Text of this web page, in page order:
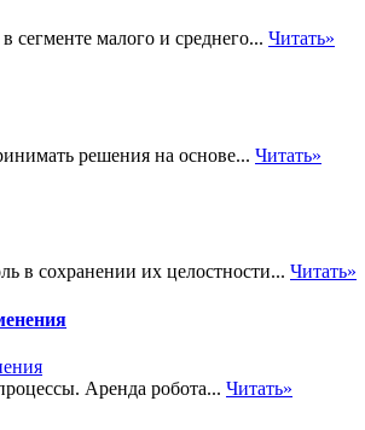
сегменте малого и среднего... Читать»
решения на основе... Читать»
в сохранении их целостности... Читать»
Аренда робота... Читать»